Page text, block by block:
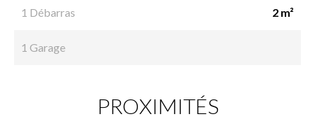
1 Débarras 2 m²
1 Garage
PROXIMITÉS